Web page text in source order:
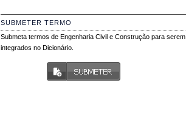
SUBMETER TERMO
Submeta termos de Engenharia Civil e Construção para serem
integrados no Dicionário.